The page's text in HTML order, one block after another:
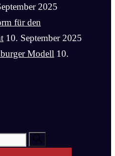
2025
für den
10. September 2025
Modell 10.